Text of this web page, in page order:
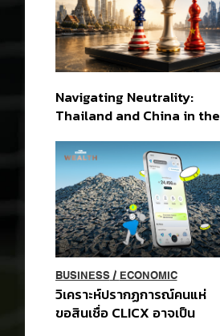
Navigating Neutrality:
Thailand and China in the
Order
BUSINESS/ ECONOMIC
วิเคราะห์ปรากฏการณ์คนแห่
ขอสินเชื่อ CLICX อาจเป็น